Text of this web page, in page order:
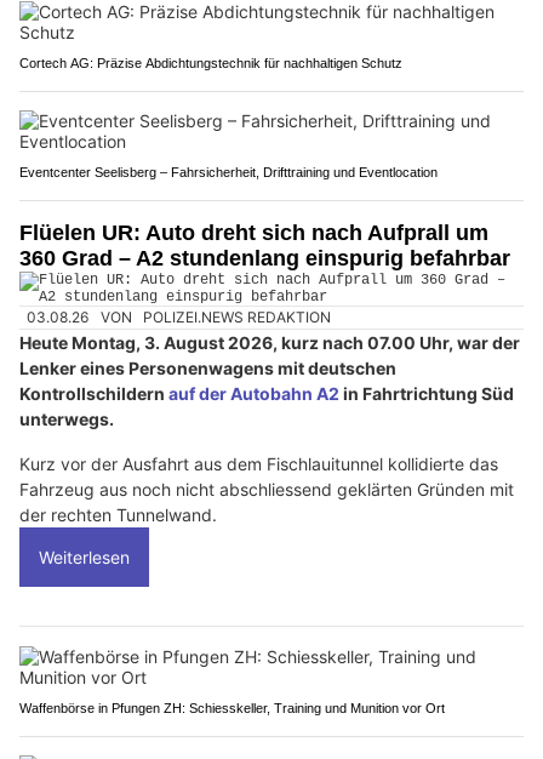
Cortech AG: Präzise Abdichtungstechnik für nachhaltigen Schutz
Eventcenter Seelisberg – Fahrsicherheit, Drifttraining und Eventlocation
Flüelen UR: Auto dreht sich nach Aufprall um
360 Grad – A2 stundenlang einspurig befahrbar
03.08.26 VON POLIZEI.NEWS REDAKTION
Heute Montag, 3. August 2026, kurz nach 07.00 Uhr, war der
Lenker eines Personenwagens mit deutschen
Kontrollschildern auf der Autobahn A2 in Fahrtrichtung Süd
unterwegs.
Kurz vor der Ausfahrt aus dem Fischlauitunnel kollidierte das
Fahrzeug aus noch nicht abschliessend geklärten Gründen mit
der rechten Tunnelwand.
Weiterlesen
Waffenbörse in Pfungen ZH: Schiesskeller, Training und Munition vor Ort